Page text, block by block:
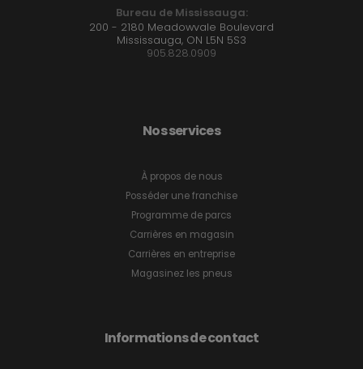
Bureau de Mississauga:
200 - 2180 Meadowvale Boulevard
Mississauga, ON L5N 5S3
905.828.0909
Nos services
À propos de nous
Posséder une franchise
Programme de parcs
Carrières en magasin
Carrières en entreprise
Magasinez les pneus
Informations de contact